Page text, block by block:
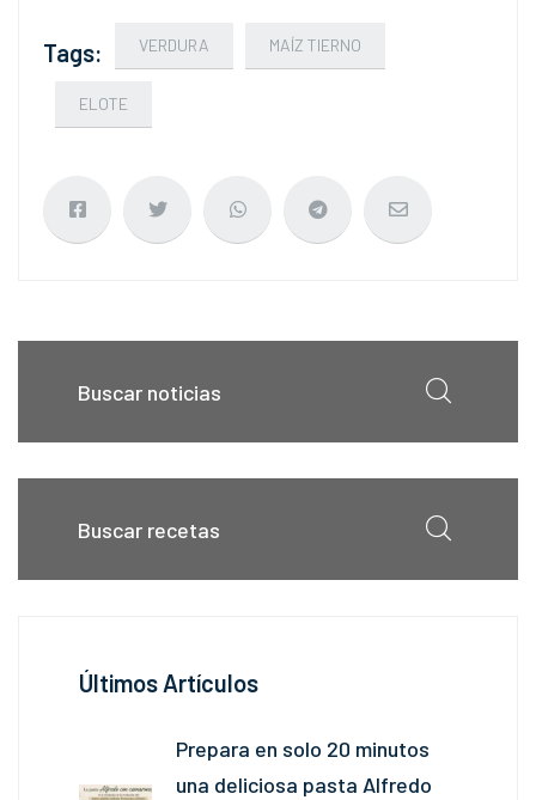
Tags: VERDURA MAÍZ TIERNO
ELOTE
Últimos Artículos
Prepara en solo 20 minutos
una deliciosa pasta Alfredo